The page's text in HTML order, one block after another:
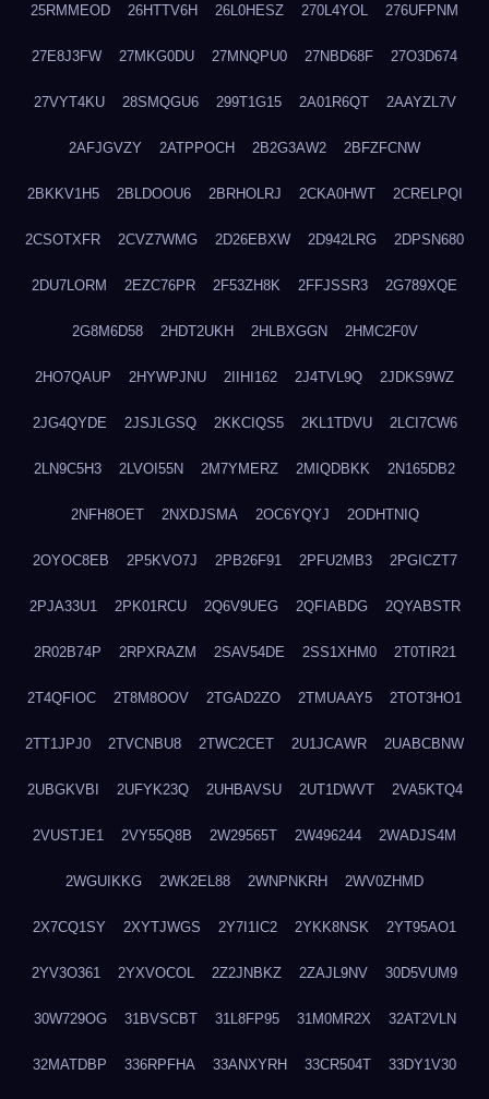
25RMMEOD 26HTTV6H 26L0HESZ 270L4YOL 276UFPNM
27E8J3FW 27MKG0DU 27MNQPU0 27NBD68F 27O3D674
27VYT4KU 28SMQGU6 299T1G15 2A01R6QT 2AAYZL7V
2AFJGVZY 2ATPPOCH 2B2G3AW2 2BFZFCNW
2BKKV1H5 2BLDOOU6 2BRHOLRJ 2CKA0HWT 2CRELPQI
2CSOTXFR 2CVZ7WMG 2D26EBXW 2D942LRG 2DPSN680
2DU7LORM 2EZC76PR 2F53ZH8K 2FFJSSR3 2G789XQE
2G8M6D58 2HDT2UKH 2HLBXGGN 2HMC2F0V
2HO7QAUP 2HYWPJNU 2IIHI162 2J4TVL9Q 2JDKS9WZ
2JG4QYDE 2JSJLGSQ 2KKCIQS5 2KL1TDVU 2LCI7CW6
2LN9C5H3 2LVOI55N 2M7YMERZ 2MIQDBKK 2N165DB2
2NFH8OET 2NXDJSMA 2OC6YQYJ 2ODHTNIQ
2OYOC8EB 2P5KVO7J 2PB26F91 2PFU2MB3 2PGICZT7
2PJA33U1 2PK01RCU 2Q6V9UEG 2QFIABDG 2QYABSTR
2R02B74P 2RPXRAZM 2SAV54DE 2SS1XHM0 2T0TIR21
2T4QFIOC 2T8M8OOV 2TGAD2ZO 2TMUAAY5 2TOT3HO1
2TT1JPJ0 2TVCNBU8 2TWC2CET 2U1JCAWR 2UABCBNW
2UBGKVBI 2UFYK23Q 2UHBAVSU 2UT1DWVT 2VA5KTQ4
2VUSTJE1 2VY55Q8B 2W29565T 2W496244 2WADJS4M
2WGUIKKG 2WK2EL88 2WNPNKRH 2WV0ZHMD
2X7CQ1SY 2XYTJWGS 2Y7I1IC2 2YKK8NSK 2YT95AO1
2YV3O361 2YXVOCOL 2Z2JNBKZ 2ZAJL9NV 30D5VUM9
30W729OG 31BVSCBT 31L8FP95 31M0MR2X 32AT2VLN
32MATDBP 336RPFHA 33ANXYRH 33CR504T 33DY1V30